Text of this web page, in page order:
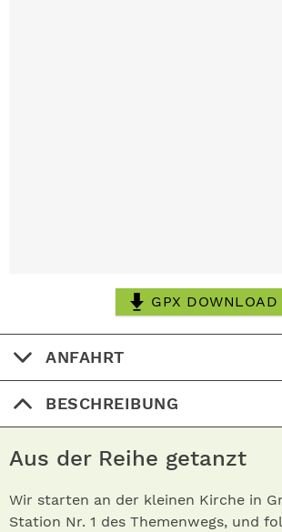
GPX DOWNLOAD
ANFAHRT
BESCHREIBUNG
Aus der Reihe getanzt
Wir starten an der kleinen Kirche in
Station Nr. 1 des Themenwegs, und